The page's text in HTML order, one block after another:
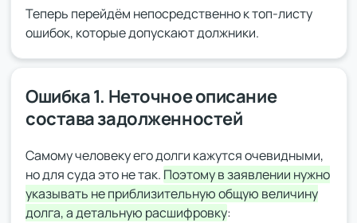
Теперь перейдём непосредственно к топ-листу
ошибок, которые допускают должники.
Ошибка 1. Неточное описание
состава задолженностей
Самому человеку его долги кажутся очевидными,
но для суда это не так. Поэтому в заявлении нужно
указывать не приблизительную общую величину
долга, а детальную расшифровку: